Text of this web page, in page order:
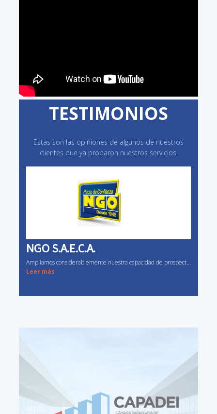
TESTIMONIOS
Estas son las opiniones de algunos de nuestros
clientes que ya probaron nuestros servicios.
NGO S.A.E.C.A.
Ampliamos considerablemente nuestra capacidad de prospect...
Leer más
AMANECER PINTUR...
La herramienta web, ha revolucionado nuestro prospecteo d...